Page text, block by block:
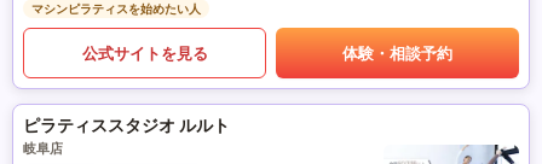
マシンピラティスを始めたい人
公式サイトを見る 体験・相談予約
ピラティススタジオ ルルト
岐阜店